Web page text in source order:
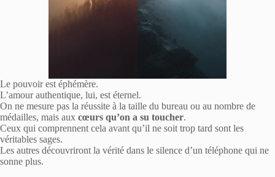
Le pouvoir est éphémère.
L’amour authentique, lui, est éternel.
On ne mesure pas la réussite à la taille du bureau ou au nombre de
médailles, mais aux cœurs qu’on a su toucher.
Ceux qui comprennent cela avant qu’il ne soit trop tard sont les
véritables sages.
Les autres découvriront la vérité dans le silence d’un téléphone qui ne
sonne plus.